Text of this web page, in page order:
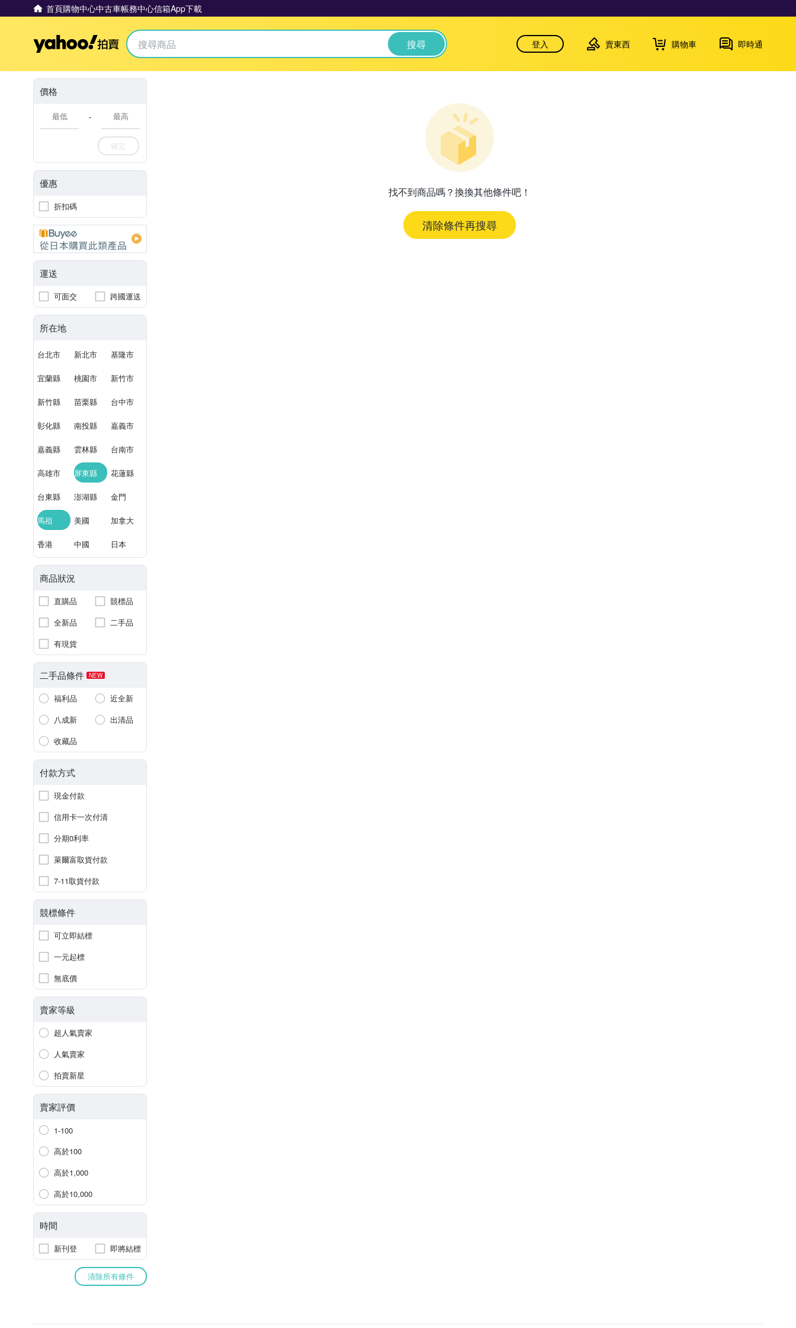
首頁購物中心中古車帳務中心信箱App下載
Yahoo拍賣 搜尋 登入 賣東西 購物車 即時通
價格
-
確定
優惠
折扣碼
運送
可面交 跨國運送
所在地
台北市 新北市 基隆市
宜蘭縣 桃園市 新竹市
新竹縣 苗栗縣 台中市
彰化縣 南投縣 嘉義市
嘉義縣 雲林縣 台南市
高雄市 屏東縣 花蓮縣
台東縣 澎湖縣 金門
馬祖 美國 加拿大
香港 中國 日本
商品狀況
直購品
競標品
全新品
二手品
有現貨
二手品條件 NEW
福利品
近全新
八成新
出清品
收藏品
付款方式
現金付款
信用卡一次付清
分期0利率
萊爾富取貨付款
7-11取貨付款
競標條件
可立即結標
一元起標
無底價
賣家等級
超人氣賣家
人氣賣家
拍賣新星
賣家評價
1-100
高於100
高於1,000
高於10,000
時間
新刊登 即將結標
清除所有條件
找不到商品嗎？換換其他條件吧！
清除條件再搜尋